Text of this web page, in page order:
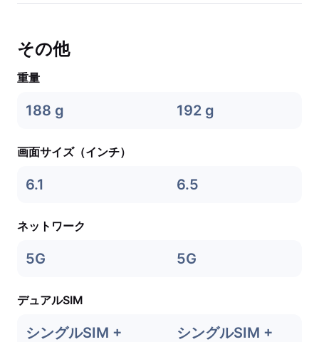
その他
重量
188 g 192 g
画面サイズ（インチ）
6.1 6.5
ネットワーク
5G 5G
デュアルSIM
シングルSIM +
シングルSIM +